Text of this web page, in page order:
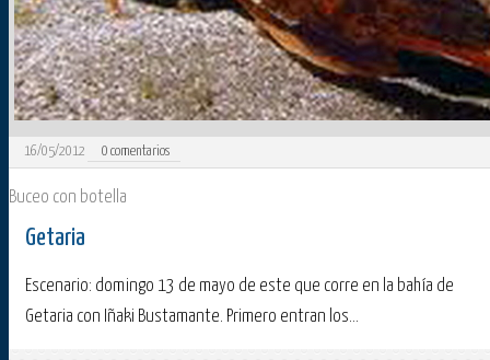
16/05/2012 0 comentarios
Buceo con botella
Getaria
Escenario: domingo 13 de mayo de este que corre en la bahía de
Getaria con Iñaki Bustamante. Primero entran los...